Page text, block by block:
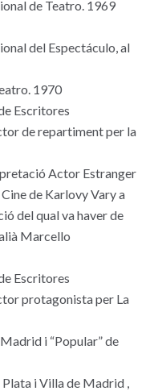
de Teatro. 1969
del Espectáculo, al
1970
Escritores
de repartiment per la
Actor Estranger
de Karlovy Vary a
del qual va haver de
Marcello
Escritores
protagonista per La
i “Popular” de
i Villa de Madrid ,